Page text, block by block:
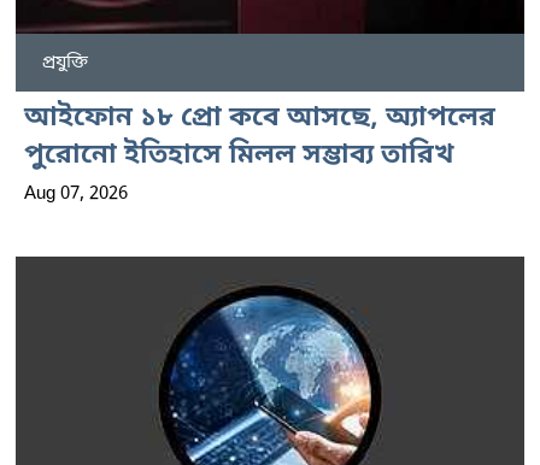
প্রযুক্তি
আইফোন ১৮ প্রো কবে আসছে, অ্যাপলের
পুরোনো ইতিহাসে মিলল সম্ভাব্য তারিখ
Aug 07, 2026